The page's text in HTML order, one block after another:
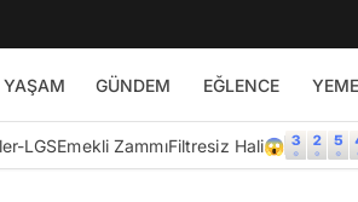
YAŞAM GÜNDEM EĞLENCE
LGSEmekli ZammıFiltresiz Hali😱